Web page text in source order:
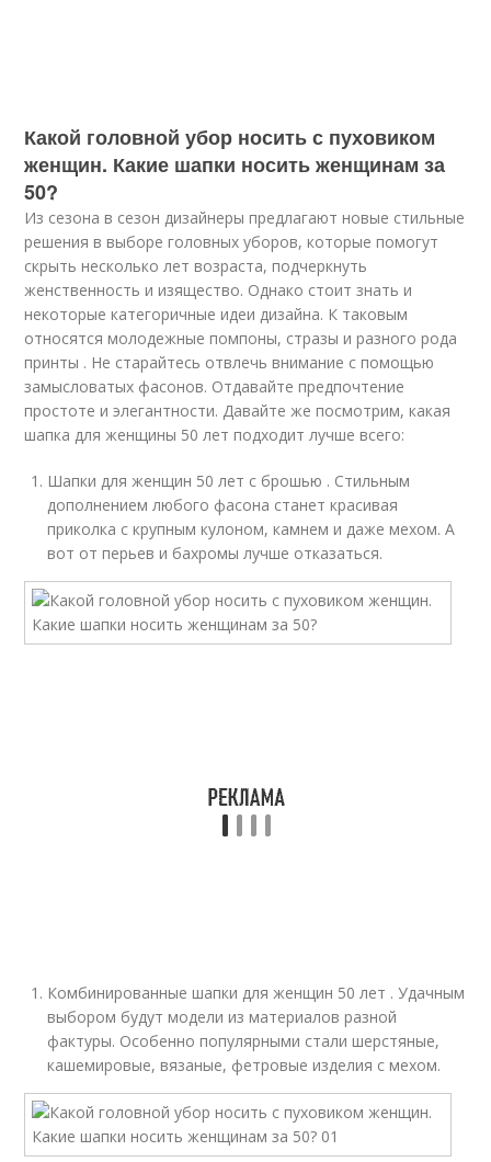
Какой головной убор носить с пуховиком
женщин. Какие шапки носить женщинам за
50?
Из сезона в сезон дизайнеры предлагают новые стильные
решения в выборе головных уборов, которые помогут
скрыть несколько лет возраста, подчеркнуть
женственность и изящество. Однако стоит знать и
некоторые категоричные идеи дизайна. К таковым
относятся молодежные помпоны, стразы и разного рода
принты . Не старайтесь отвлечь внимание с помощью
замысловатых фасонов. Отдавайте предпочтение
простоте и элегантности. Давайте же посмотрим, какая
шапка для женщины 50 лет подходит лучше всего:
Шапки для женщин 50 лет с брошью . Стильным
дополнением любого фасона станет красивая
приколка с крупным кулоном, камнем и даже мехом. А
вот от перьев и бахромы лучше отказаться.
Комбинированные шапки для женщин 50 лет . Удачным
выбором будут модели из материалов разной
фактуры. Особенно популярными стали шерстяные,
кашемировые, вязаные, фетровые изделия с мехом.